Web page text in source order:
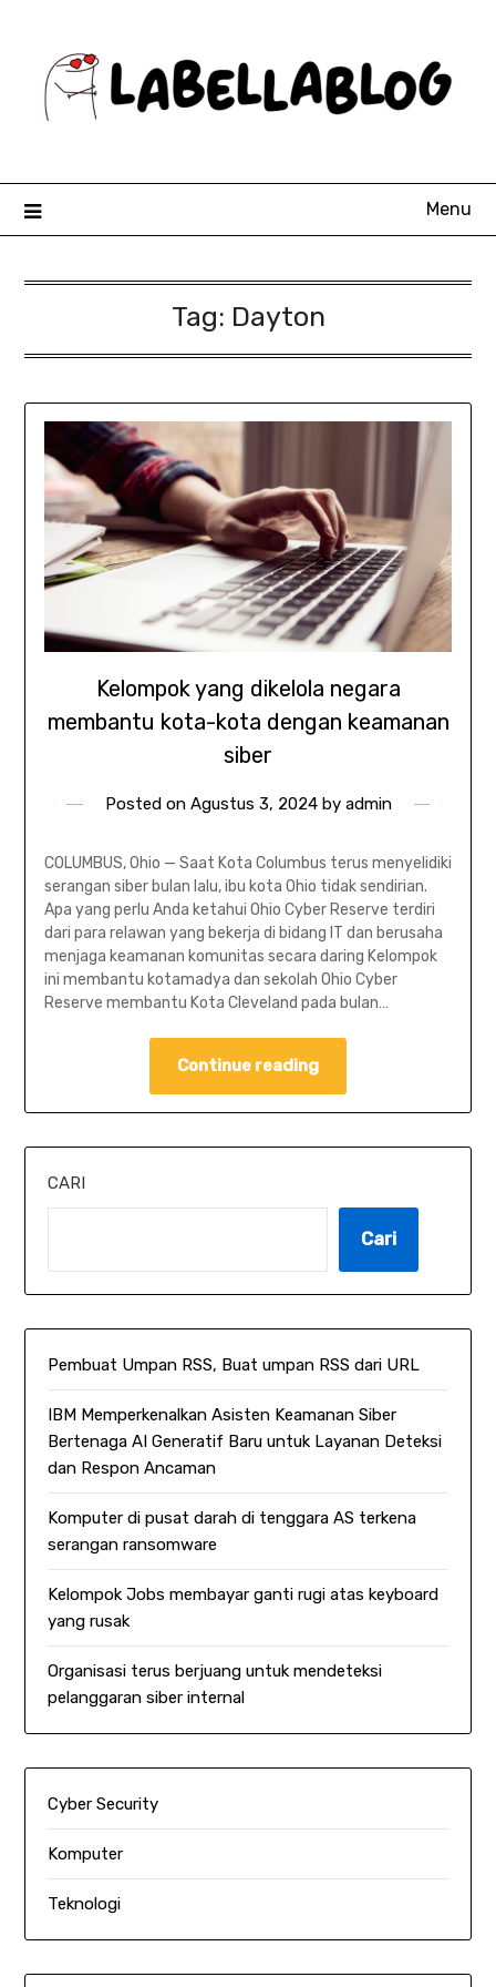
content
Menu
Tag: Dayton
Kelompok yang dikelola negara
membantu kota-kota dengan keamanan
siber
Posted on Agustus 3, 2024by admin
COLUMBUS, Ohio — Saat Kota Columbus terus menyelidiki
serangan siber bulan lalu, ibu kota Ohio tidak sendirian.
Apa yang perlu Anda ketahui Ohio Cyber ​​Reserve terdiri
dari para relawan yang bekerja di bidang IT dan berusaha
menjaga keamanan komunitas secara daring Kelompok
ini membantu kotamadya dan sekolah Ohio Cyber ​​
Reserve membantu Kota Cleveland pada bulan…
Continue reading
CARI
Cari
Pembuat Umpan RSS, Buat umpan RSS dari URL
IBM Memperkenalkan Asisten Keamanan Siber
Bertenaga AI Generatif Baru untuk Layanan Deteksi
dan Respon Ancaman
Komputer di pusat darah di tenggara AS terkena
serangan ransomware
Kelompok Jobs membayar ganti rugi atas keyboard
yang rusak
Organisasi terus berjuang untuk mendeteksi
pelanggaran siber internal
Cyber Security
Komputer
Teknologi